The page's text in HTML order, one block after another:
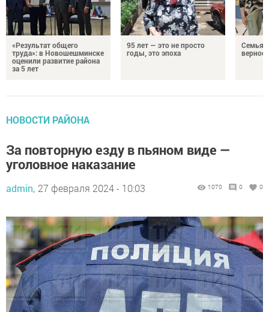
«Результат общего
труда»: в Новошешминске
оценили развитие района
за 5 лет
95 лет — это не просто
годы, это эпоха
Семья
НОВОСТИ РАЙОНА
За повторную езду в пьяном виде —
уголовное наказание
admin, 27 февраля 2024 - 10:03 1070 0 0